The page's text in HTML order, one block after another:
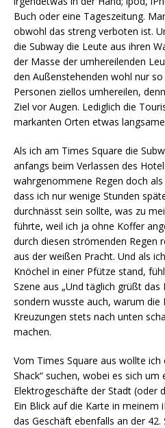
Buch oder eine Tageszeitung.
obwohl das streng verboten ist.
die Subway die Leute aus ihren
der Masse der umhereilenden
den Außenstehenden wohl nur
Personen ziellos umhereilen,
Ziel vor Augen. Lediglich die
markanten Orten etwas
Als ich am Times Square die
anfangs beim Verlassen des
wahrgenommene Regen doch
dass ich nur wenige Stunden
durchnässt sein sollte, was zu
führte, weil ich ja ohne Koffer
durch diesen strömenden Regen
aus der weißen Pracht. Und als
Knöchel in einer Pfütze stand,
Szene aus „Und täglich grüßt
sondern wusste auch, warum die
Kreuzungen stets nach unten
machen.
Vom Times Square aus wollte ich
Shack“ suchen, wobei es sich
Elektrogeschäfte der Stadt (oder
Ein Blick auf die Karte in meinem
das Geschäft ebenfalls an der